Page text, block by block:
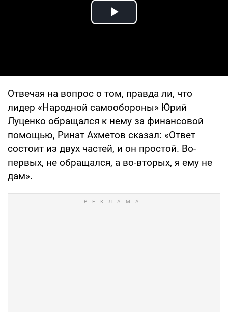
Play Video
Отвечая на вопрос о том, правда ли, что
лидер «Народной самообороны» Юрий
Луценко обращался к нему за финансовой
помощью, Ринат Ахметов сказал: «Ответ
состоит из двух частей, и он простой. Во-
первых, не обращался, а во-вторых, я ему не
дам».